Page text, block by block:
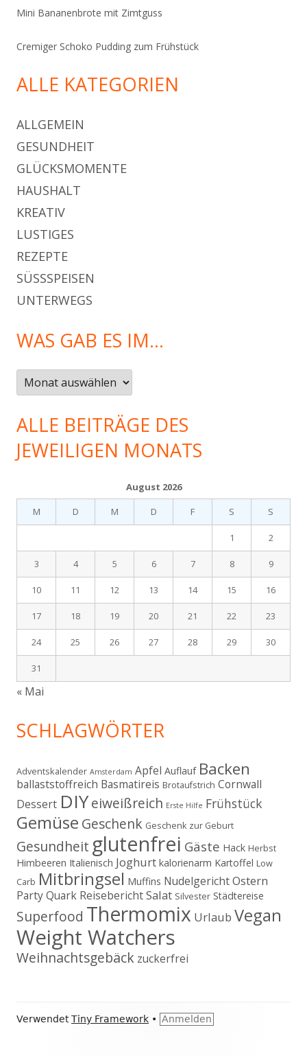
Mini Bananenbrote mit Zimtguss
Cremiger Schoko Pudding zum Frühstück
ALLE KATEGORIEN
ALLGEMEIN
GESUNDHEIT
GLÜCKSMOMENTE
HAUSHALT
KREATIV
LUSTIGES
REZEPTE
SÜSSSPEISEN
UNTERWEGS
WAS GAB ES IM…
Was
gab
es
im…
ALLE BEITRÄGE DES
JEWEILIGEN MONATS
August 2026
M
D M D F S S
1 2
3 4 5 6 7 8 9
10 11 12 13 14 15 16
17 18 19 20 21 22 23
24 25 26 27 28 29 30
31
« Mai
SCHLAGWÖRTER
Adventskalender Amsterdam Apfel Auflauf Backen
ballaststoffreich Basmatireis Brotaufstrich Cornwall
Dessert DIYeiweißreich Erste Hilfe Frühstück
Gemüse Geschenk Geschenk zur Geburt
Gesundheit glutenfrei Gäste Hack Herbst
Himbeeren Italienisch Joghurt kalorienarm Kartoffel Low
Carb Mitbringsel Muffins NudelgerichtOstern
PartyQuark ReiseberichtSalat Silvester Städtereise
Superfood Thermomix Urlaub Vegan
Weight Watchers
Weihnachtsgebäck zuckerfrei
Footer
VerwendetTiny Framework • Anmelden